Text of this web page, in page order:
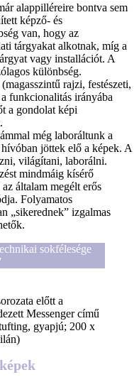
alappilléreire bontva sem
képző- és
van, hogy az
tárgyakat alkotnak, míg a
vagy installációt. A
különbség.
rajzi, festészeti,
funkcionalitás irányába
a gondolat képi
még laboráltunk a
jöttek elő a képek. A
világítani, laborálni.
mindmáig kísérő
általam megélt erős
Folyamatos
„sikerednek” izgalmas
sokfélesége
előtt a
Messenger című
gyapjú; 200 x